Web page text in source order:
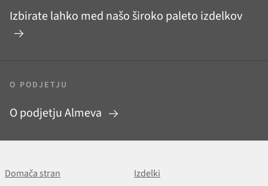
Izbirate lahko med našo široko paleto izdelkov
O PODJETJU
O podjetju Almeva
Domača stran Izdelki